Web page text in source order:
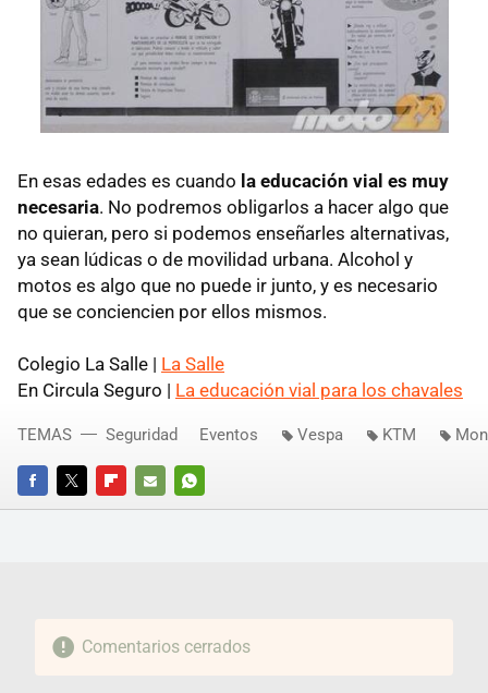
En esas edades es cuando la educación vial es muy
necesaria. No podremos obligarlos a hacer algo que
no quieran, pero si podemos enseñarles alternativas,
ya sean lúdicas o de movilidad urbana. Alcohol y
motos es algo que no puede ir junto, y es necesario
que se conciencien por ellos mismos.
Colegio La Salle | La Salle
En Circula Seguro | La educación vial para los chavales
FACEBOOKTWITTERFLIPBOARD
E-
WHATSAPP
TEMAS Seguridad Eventos Vespa KTM
Comentarios cerrados